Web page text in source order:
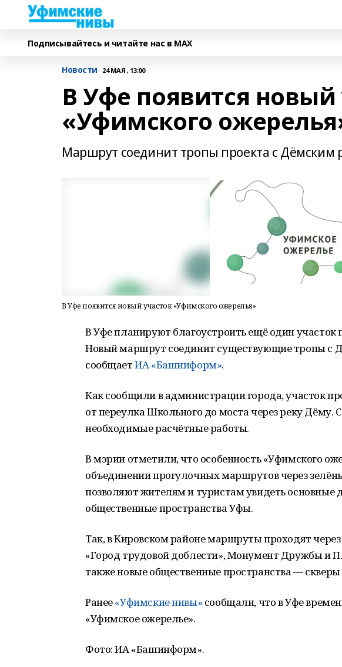
Подписывайтесь и читайте нас в MAX
Новости 24 МАЯ , 13:00
В Уфе появится новый
«Уфимского
Маршрут соединит тропы проекта с Дёмским
В Уфе появится новый участок «Уфимского ожерелья»
В Уфе планируют благоустроить ещё один участок
Новый маршрут соединит существующие тропы с
сообщаетИА «Башинформ».
Как сообщили в администрации города, участок
от переулка Школьного до моста через реку Дёму.
необходимые расчётные работы.
В мэрии отметили, что особенность «Уфимского
объединении прогулочных маршрутов через
позволяют жителям и туристам увидеть основные
общественные пространства Уфы.
Так, в Кировском районе маршруты проходят
«Город трудовой доблести», Монумент Дружбы и
также новые общественные пространства —
Ранее«Уфимские нивы» сообщали, что в Уфе
«Уфимское ожерелье».
Фото: ИА «Башинформ».